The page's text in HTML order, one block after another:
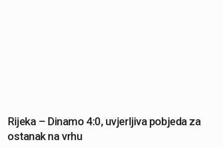
Rijeka – Dinamo 4:0, uvjerljiva pobjeda za
ostanak na vrhu